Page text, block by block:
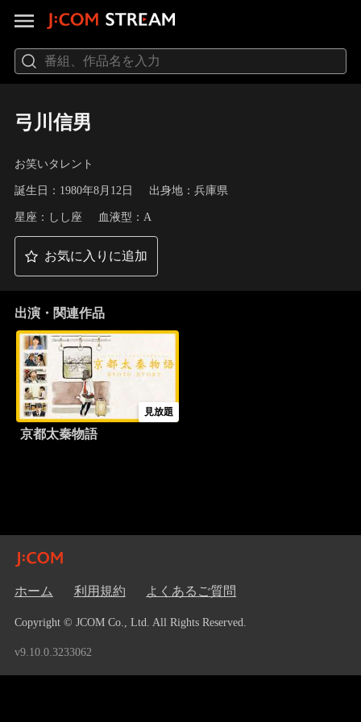
弓川信男
お笑いタレント
誕生日：1980年8月12日 出身地：兵庫県
星座：しし座 血液型：A
お気に入りに追加
出演・関連作品
見放題
京都太秦物語
ホーム 利用規約 よくあるご質問
Copyright © JCOM Co., Ltd. All Rights Reserved.
v9.10.0.3233062